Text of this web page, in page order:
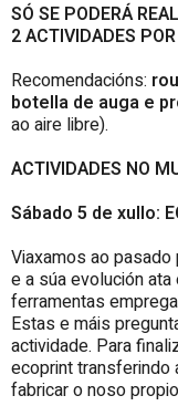
SÓ SE PODERÁ
2 ACTIVIDADES
Recomendacións:
botella de auga e
ao aire libre).
ACTIVIDADES NO
Sábado 5 de xullo:
Viaxamos ao
e a súa evolución
ferramentas
Estas e máis
actividade. Para
ecoprint
fabricar o noso